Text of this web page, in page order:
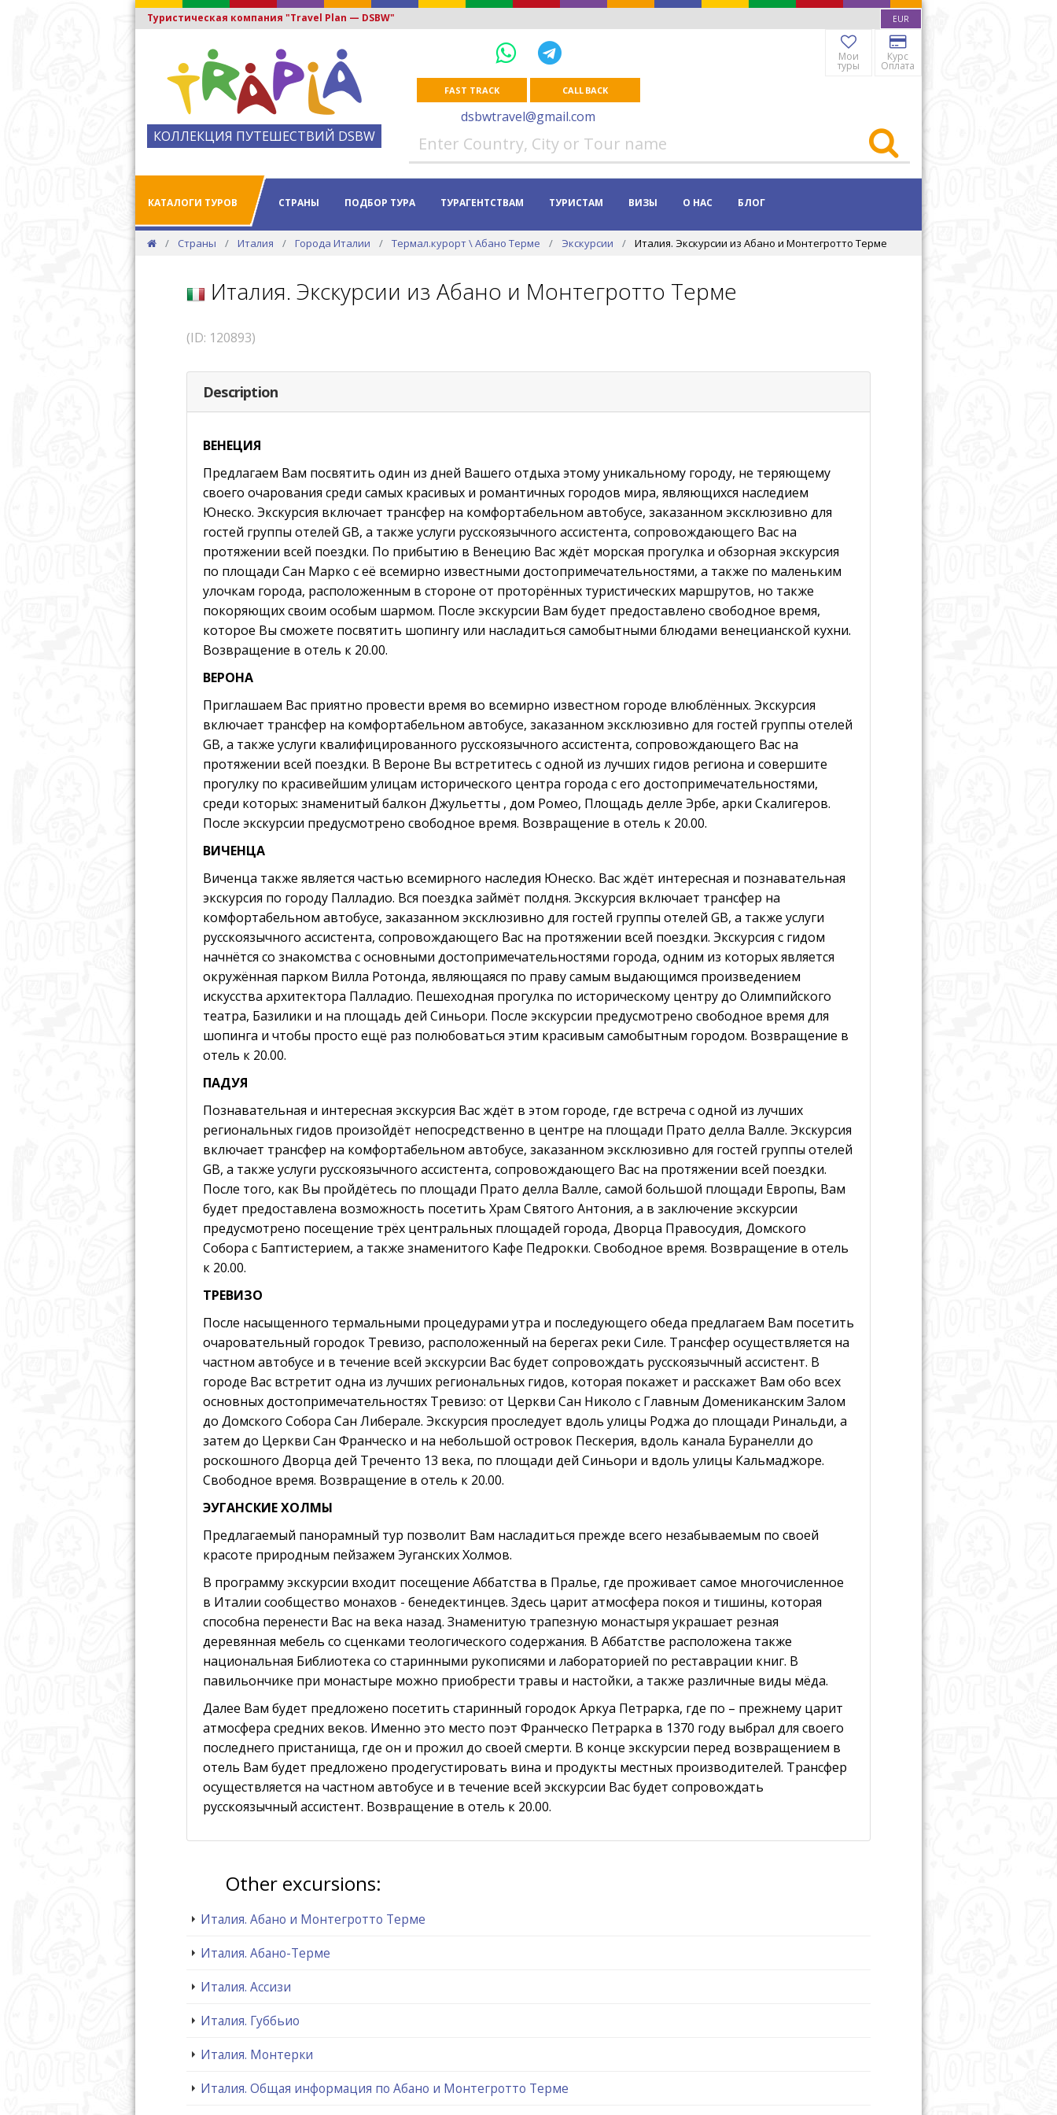
Туристическая компания "Travel Plan — DSBW" EUR
КОЛЛЕКЦИЯ ПУТЕШЕСТВИЙ DSBW
FAST TRACK CALL BACK
dsbwtravel@gmail.com
Мои
туры
Курс
Оплата
КАТАЛОГИ ТУРОВ СТРАНЫ ПОДБОР ТУРА ТУРАГЕНТСТВАМ ТУРИСТАМ ВИЗЫ О НАС БЛОГ
Страны Италия Города Италии Термал.курорт \ Абано Терме Экскурсии Италия. Экскурсии из Абано и Монтегротто Терме
Италия. Экскурсии из Абано и Монтегротто Терме
(ID: 120893)
Description
ВЕНЕЦИЯ
Предлагаем Вам посвятить один из дней Вашего отдыха этому уникальному городу, не теряющему
своего очарования среди самых красивых и романтичных городов мира, являющихся наследием
Юнеско. Экскурсия включает трансфер на комфортабельном автобусе, заказанном эксклюзивно для
гостей группы отелей GB, а также услуги русскоязычного aссистента, сопровождающего Вас на
протяжении всей поездки. По прибытию в Венецию Вас ждёт морская прогулка и обзорная экскурсия
по площади Сан Марко с её всемирно известными достопримечательностями, а также по маленьким
улочкам города, расположенным в стороне от проторённых туристических маршрутов, но также
покоряющих своим особым шармом. После экскурсии Вам будет предоставлено свободное время,
которое Вы сможете посвятить шопингу или насладиться самобытными блюдами венецианской кухни.
Возвращение в отель к 20.00.
ВЕРОНА
Приглашаем Вас приятно провести время во всемирно известном городе влюблённых. Экскурсия
включает трансфер на комфортабельном автобусе, заказанном эксклюзивно для гостей группы отелей
GB, а также услуги квалифицированного русскоязычного aссистента, сопровождающего Вас на
протяжении всей поездки. В Вероне Вы встретитесь с одной из лучших гидов региона и совершите
прогулку по красивейшим улицам исторического центра города с его достопримечательностями,
среди которых: знаменитый балкон Джульетты , дом Ромео, Площадь делле Эрбе, арки Скалигеров.
После экскурсии предусмотрено свободное время. Возвращение в отель к 20.00.
ВИЧЕНЦА
Виченца также является частью всемирного наследия Юнеско. Вас ждёт интересная и познавательная
экскурсия по городу Палладио. Вся поездка займёт полдня. Экскурсия включает трансфер на
комфортабельном автобусе, заказанном эксклюзивно для гостей группы отелей GB, а также услуги
русскоязычного aссистента, сопровождающего Вас на протяжении всей поездки. Экскурсия с гидом
начнётся со знакомства с основными достопримечательностями города, одним из которых является
окружённая парком Вилла Ротонда, являющаяся по праву самым выдающимся произведением
искусства архитектора Палладио. Пешеходная прогулка по историческому центру до Олимпийского
театра, Базилики и на площадь дей Синьори. После экскурсии предусмотрено свободное время для
шопинга и чтобы просто ещё раз полюбоваться этим красивым самобытным городом. Возвращение в
отель к 20.00.
ПАДУЯ
Познавательная и интересная экскурсия Вас ждёт в этом городе, где встреча с одной из лучших
региональных гидов произойдёт непосредственно в центре на площади Прато делла Валле. Экскурсия
включает трансфер на комфортабельном автобусе, заказанном эксклюзивно для гостей группы отелей
GB, а также услуги русскоязычного aссистента, сопровождающего Вас на протяжении всей поездки.
После того, как Вы пройдётесь по площади Прато делла Валле, самой большой площади Европы, Вам
будет предоставлена возможность посетить Храм Святого Антония, а в заключение экскурсии
предусмотрено посещение трёх центральных площадей города, Дворца Правосудия, Домского
Собора с Баптистерием, а также знаменитого Кафе Педрокки. Свободное время. Возвращение в отель
к 20.00.
ТРЕВИЗО
После насыщенного термальными процедурами утра и последующего обеда предлагаем Вам посетить
очаровательный городок Тревизо, расположенный на берегах реки Силе. Трансфер осуществляется на
частном автобусе и в течение всей экскурсии Вас будет сопровождать русскоязычный ассистент. В
городе Вас встретит одна из лучших региональных гидов, которая покажет и расскажет Вам обо всех
основных достопримечательностях Тревизо: от Церкви Сан Николо с Главным Домениканским Залом
до Домского Собора Сан Либерале. Экскурсия проследует вдоль улицы Роджа до площади Ринальди, а
затем до Церкви Сан Франческо и на небольшой островок Пескерия, вдоль канала Буранелли до
роскошного Дворца дей Треченто 13 века, по площади дей Синьори и вдоль улицы Кальмаджоре.
Свободное время. Возвращение в отель к 20.00.
ЭУГАНСКИЕ ХОЛМЫ
Предлагаемый панорамный тур позволит Вам насладиться прежде всего незабываемым по своей
красоте природным пейзажем Эуганских Холмов.
В программу экскурсии входит посещение Аббатства в Пралье, где проживает самое многочисленное
в Италии сообщество монахов - бенедектинцев. Здесь царит атмосфера покоя и тишины, которая
способна перенести Вас на века назад. Знаменитую трапезную монастыря украшает резная
деревянная мебель со сценками теологического содержания. В Аббатстве расположена также
национальная Библиотека со старинными рукописями и лабораторией по реставрации книг. В
павильончике при монастыре можно приобрести травы и настойки, а также различные виды мёда.
Далее Вам будет предложено посетить старинный городок Aркуа Петрарка, где по – прежнему царит
атмосфера средних веков. Именно это место поэт Франческо Петрарка в 1370 году выбрал для своего
последнего пристанища, где он и прожил до своей смерти. В конце экскурсии перед возвращением в
отель Вам будет предложено продегустировать вина и продукты местных производителей. Трансфер
осуществляется на частном автобусе и в течение всей экскурсии Вас будет сопровождать
русскоязычный ассистент. Возвращение в отель к 20.00.
Other excursions:
Италия. Абано и Монтегротто Терме
Италия. Абано-Терме
Италия. Ассизи
Италия. Губбьио
Италия. Монтерки
Италия. Общая информация по Абано и Монтегротто Терме